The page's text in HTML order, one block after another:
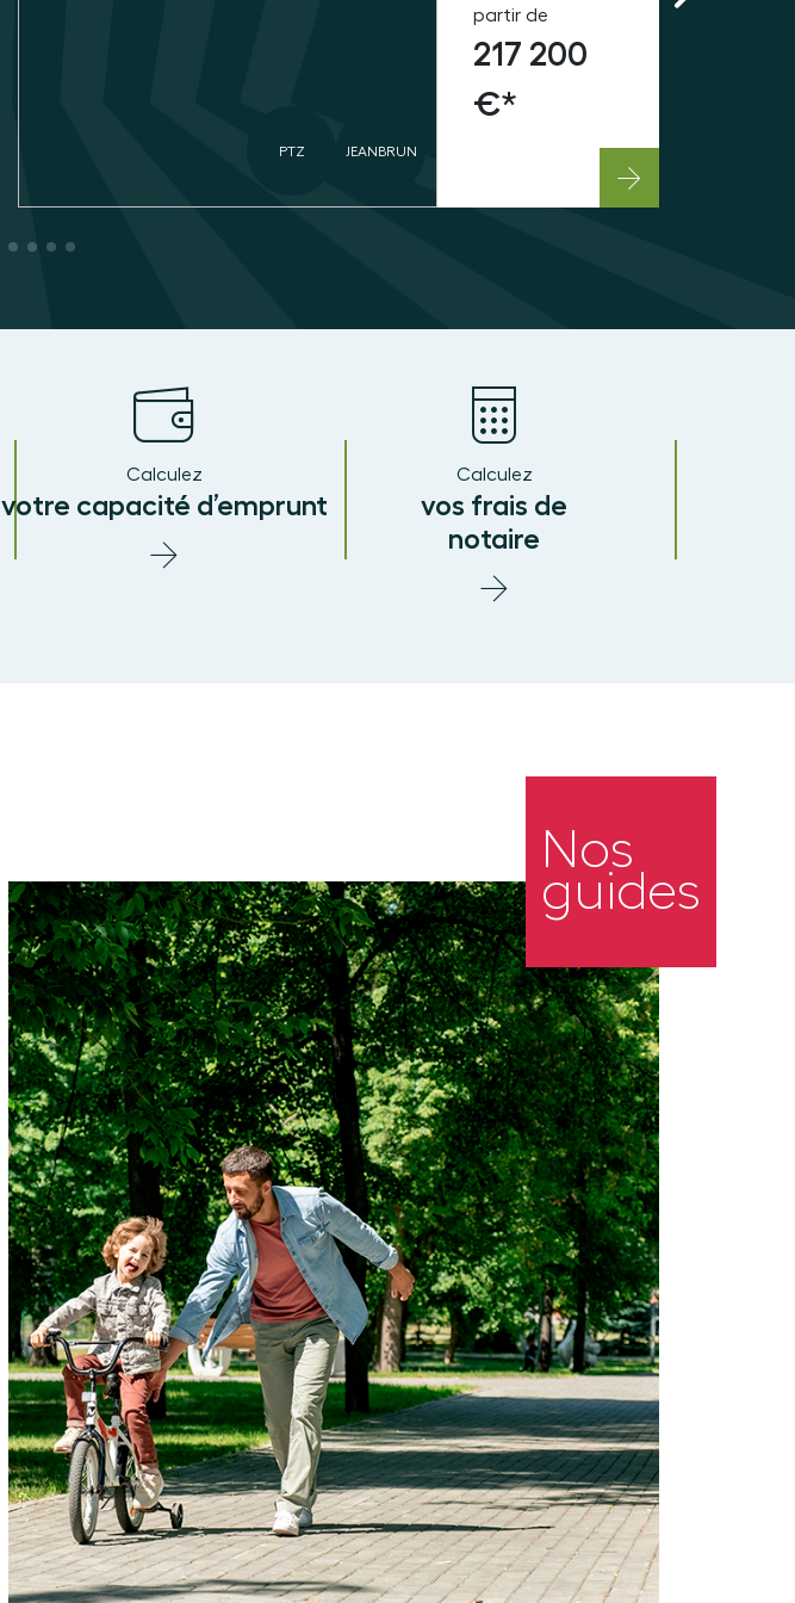
PTZ JEANBRUN
partir de
217 200
€*
Calculez
votre capacité d’emprunt
Calculez
vos frais de
notaire
Nos
guides